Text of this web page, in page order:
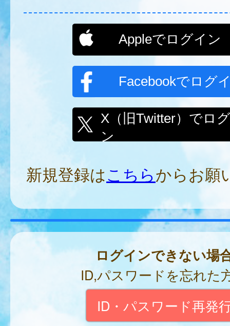
Appleでログイン
Facebookでログ
X（旧Twitter）でロ
ン
新規登録はこちらからお願
ログインできない場
ID,パスワードを忘れた
ID・パスワード再発